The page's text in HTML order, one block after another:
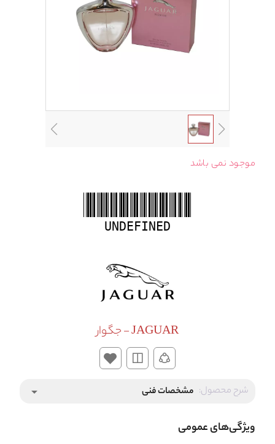
موجود نمی باشد
UNDEFINED
JAGUAR - جگوار
شرح محصول: مشخصات فنی arrow_drop_down
ویژگی‌های عمومی